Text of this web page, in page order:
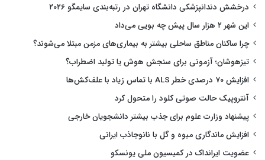
درخشش دندانپزشکی دانشگاه تهران در رتبه‌بندی سایمگو ۲۰۲۶
این شهر ۲ هزار سال پیش چه بویی می‌داد
چرا ساکنان مناطق ساحلی بیشتر به بیماری‌های مزمن مبتلا می‌شوند؟
تیزهوشان؛ آزمونی برای سنجش هوش یا تولید اضطراب؟
افزایش ۷۰ درصدی خطر ALS با تماس زیاد با علف‌کش‌ها
آنتروپیک حالت صوتی کلود را متحول کرد
پیشنهاد وزارت علوم برای جذب بیشتر دانشجویان خارجی
افزایش ماندگاری میوه و گل با نانوجاذب ایرانی
عضویت ایرانداک در کمیسیون ملی یونسکو